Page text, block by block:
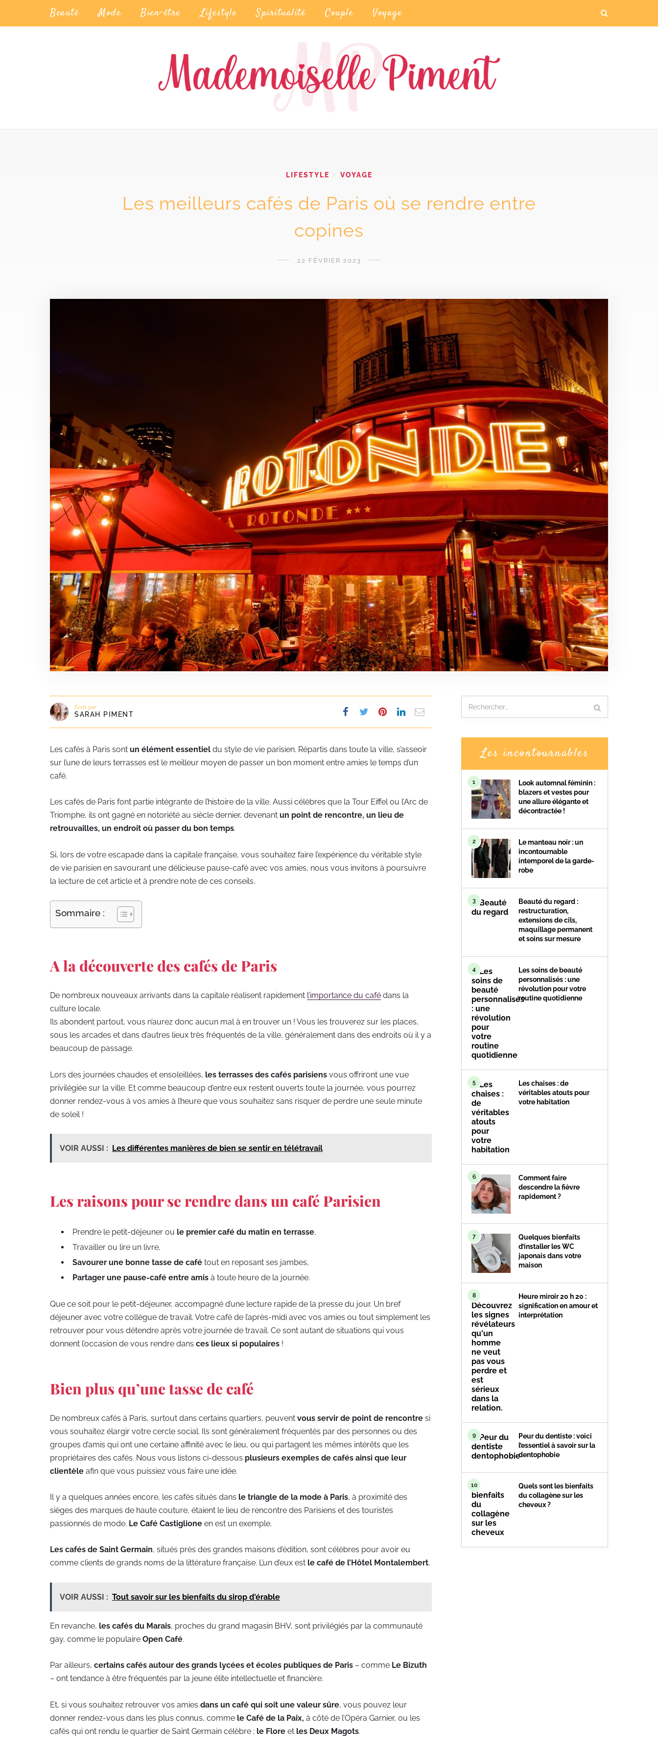
Beauté Mode Bien-être Lifestyle Spiritualité Couple Voyage
LIFESTYLE / VOYAGE
Les meilleurs cafés de Paris où se rendre entre
copines
22 FÉVRIER 2023
Écrit par
SARAH PIMENT
Les cafés à Paris sont un élément essentiel du style de vie parisien. Répartis dans toute la ville, s’asseoir
sur l’une de leurs terrasses est le meilleur moyen de passer un bon moment entre amies le temps d’un
café.
Les cafés de Paris font partie intégrante de l’histoire de la ville. Aussi célèbres que la Tour Eiffel ou l’Arc de
Triomphe, ils ont gagné en notoriété au siècle dernier, devenant un point de rencontre, un lieu de
retrouvailles, un endroit où passer du bon temps.
Si, lors de votre escapade dans la capitale française, vous souhaitez faire l’expérience du véritable style
de vie parisien en savourant une délicieuse pause-café avec vos amies, nous vous invitons à poursuivre
la lecture de cet article et à prendre note de ces conseils.
Sommaire :
A la découverte des cafés de Paris
De nombreux nouveaux arrivants dans la capitale réalisent rapidement l’importance du café dans la
culture locale.
Ils abondent partout, vous n’aurez donc aucun mal à en trouver un ! Vous les trouverez sur les places,
sous les arcades et dans d’autres lieux très fréquentés de la ville, généralement dans des endroits où il y a
beaucoup de passage.
Lors des journées chaudes et ensoleillées, les terrasses des cafés parisiens vous offriront une vue
privilégiée sur la ville. Et comme beaucoup d’entre eux restent ouverts toute la journée, vous pourrez
donner rendez-vous à vos amies à l’heure que vous souhaitez sans risquer de perdre une seule minute
de soleil !
VOIR AUSSI : Les différentes manières de bien se sentir en télétravail
Les raisons pour se rendre dans un café Parisien
Prendre le petit-déjeuner ou le premier café du matin en terrasse,
Travailler ou lire un livre,
Savourer une bonne tasse de café tout en reposant ses jambes,
Partager une pause-café entre amis à toute heure de la journée.
Que ce soit pour le petit-déjeuner, accompagné d’une lecture rapide de la presse du jour. Un bref
déjeuner avec votre collègue de travail. Votre café de l’après-midi avec vos amies ou tout simplement les
retrouver pour vous détendre après votre journée de travail. Ce sont autant de situations qui vous
donnent l’occasion de vous rendre dans ces lieux si populaires !
Bien plus qu’une tasse de café
De nombreux cafés à Paris, surtout dans certains quartiers, peuvent vous servir de point de rencontre si
vous souhaitez élargir votre cercle social. Ils sont généralement fréquentés par des personnes ou des
groupes d’amis qui ont une certaine affinité avec le lieu, ou qui partagent les mêmes intérêts que les
propriétaires des cafés. Nous vous listons ci-dessous plusieurs exemples de cafés ainsi que leur
clientèle afin que vous puissiez vous faire une idée.
Il y a quelques années encore, les cafés situés dans le triangle de la mode à Paris, à proximité des
sièges des marques de haute couture, étaient le lieu de rencontre des Parisiens et des touristes
passionnés de mode. Le Café Castiglione en est un exemple.
Les cafés de Saint Germain, situés près des grandes maisons d’édition, sont célèbres pour avoir eu
comme clients de grands noms de la littérature française. L’un d’eux est le café de l’Hôtel Montalembert.
VOIR AUSSI : Tout savoir sur les bienfaits du sirop d'érable
En revanche, les cafés du Marais, proches du grand magasin BHV, sont privilégiés par la communauté
gay, comme le populaire Open Café.
Par ailleurs, certains cafés autour des grands lycées et écoles publiques de Paris – comme Le Bizuth
– ont tendance à être fréquentés par la jeune élite intellectuelle et financière.
Et, si vous souhaitez retrouver vos amies dans un café qui soit une valeur sûre, vous pouvez leur
donner rendez-vous dans les plus connus, comme le Café de la Paix, à côté de l’Opéra Garnier, ou les
cafés qui ont rendu le quartier de Saint Germain célèbre ; le Flore et les Deux Magots.
Les incontournables
1
Look automnal féminin :
blazers et vestes pour
une allure élégante et
décontractée !
2
Le manteau noir : un
incontournable
intemporel de la garde-
robe
3
Beauté du regard :
restructuration,
extensions de cils,
maquillage permanent
et soins sur mesure
4
Les soins de beauté
personnalisés : une
révolution pour votre
routine quotidienne
5
Les chaises : de
véritables atouts pour
votre habitation
6
Comment faire
descendre la fièvre
rapidement ?
7
Quelques bienfaits
d’installer les WC
japonais dans votre
maison
8
Heure miroir 20 h 20 :
signification en amour et
interprétation
9
Peur du dentiste : voici
l’essentiel à savoir sur la
dentophobie
10
Quels sont les bienfaits
du collagène sur les
cheveux ?